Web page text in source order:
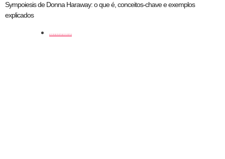
Sympoiesis de Donna Haraway: o que é, conceitos-chave e exemplos
explicados
artistas